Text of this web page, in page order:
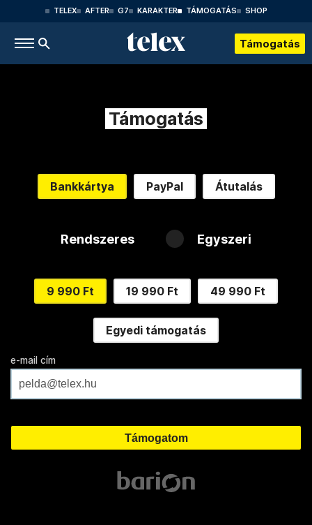
TELEX AFTER G7 KARAKTER TÁMOGATÁS SHOP
Támogatás
Támogatás
Bankkártya PayPal Átutalás
Rendszeres Egyszeri
9 990 Ft 19 990 Ft 49 990 Ft
Egyedi támogatás
e-mail cím